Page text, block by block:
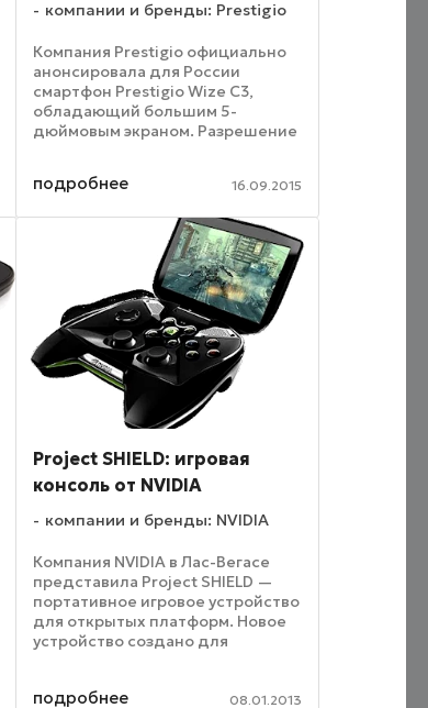
компании и бренды: Prestigio
Компания Prestigio официально
анонсировала для России
смартфон Prestigio Wize C3,
обладающий большим 5-
дюймовым экраном. Разрешение
а его «базой» является
работающий с тактовой ...
подробнее 16.09.2015
Project SHIELD: игровая
консоль от NVIDIA
компании и бренды: NVIDIA
Компания NVIDIA в Лас-Вегасе
представила Project SHIELD —
портативное игровое устройство
для открытых платформ. Новое
устройство создано для
обеспечивает доступ к любой
подробнее 08.01.2013